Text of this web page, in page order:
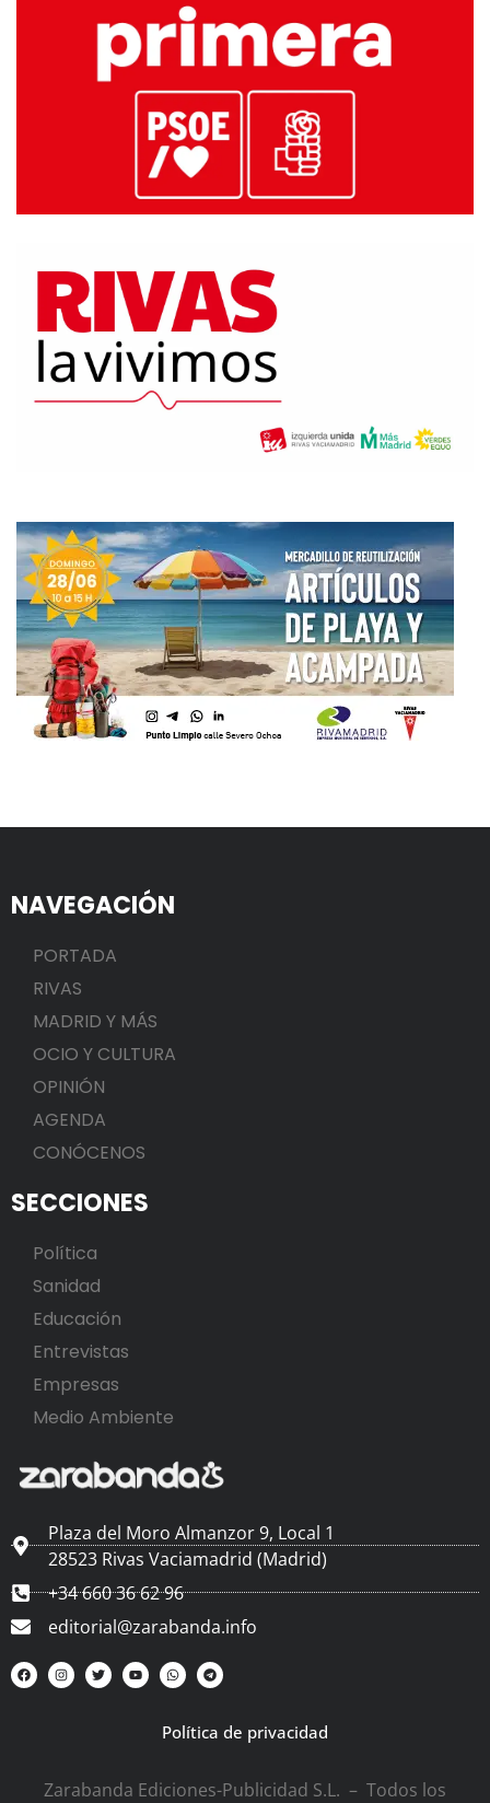
NAVEGACIÓN
PORTADA
RIVAS
MADRID Y MÁS
OCIO Y CULTURA
OPINIÓN
AGENDA
CONÓCENOS
SECCIONES
Política
Sanidad
Educación
Entrevistas
Empresas
Medio Ambiente
Plaza del Moro Almanzor 9, Local 1
28523 Rivas Vaciamadrid (Madrid)
+34 660 36 62 96
editorial@zarabanda.info
Política de privacidad
Zarabanda Ediciones-Publicidad S.L. – Todos los